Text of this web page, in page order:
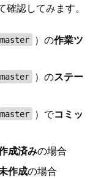
認してみます。
master ）の作業ツ
master ）のステー
master ）でコミッ
成済みの場合
作成の場合